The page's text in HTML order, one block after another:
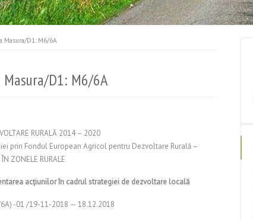
Masura/D1: M6/6A
D1: M6/6A
RURALĂ 2014 – 2020
prin Fondul European Agricol pentru Dezvoltare Rurală –
ZONELE RURALE
acţiunilor în cadrul strategiei de dezvoltare locală
-01 /19-11-2018 — 18.12.2018